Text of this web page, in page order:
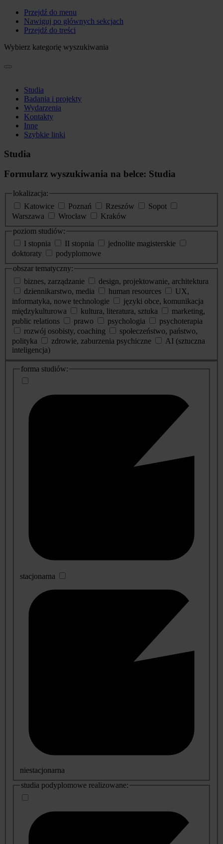
Przejdź do menu
Nawiguj po głównych sekcjach
Przejdź do treści
Wybierz kategorię wyszukiwania
Studia
Badania i projekty
Wydarzenia
Kontakty
Inne
Szybkie linki
Studia
Formularz wyszukiwania na belce: Studia
lokalizacja:
Katowice
Poznań Rzeszów
Sopot
Warszawa
Wrocław
Kraków
poziom studiów:
I stopnia
II stopnia
jednolite magisterskie
doktoraty
podyplomowe
obszar tematyczny:
biznes, zarządzanie
design, projektowanie, architektura
dziennikarstwo, media
human resources
UX,
informatyka, nowe technologie
języki obce, komunikacja
międzykulturowa
kultura, literatura, sztuka
marketing,
public relations
prawo psychologia
psychoterapia
rozwój osobisty, coaching
społeczeństwo, państwo,
polityka
zdrowie, zaburzenia psychiczne
AI (sztuczna
inteligencja)
dodatkowe
informacje
forma studiów:
stacjonarna
niestacjonarna
studia podyplomowe realizowane: